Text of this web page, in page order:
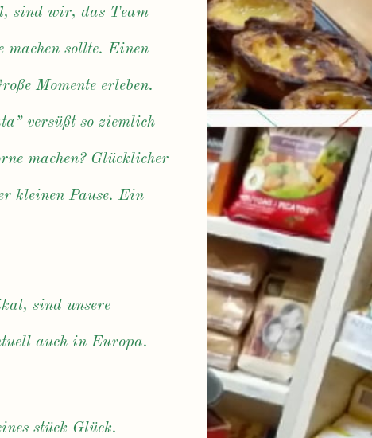
sind wir, das Team
machen sollte. Einen
Momente erleben.
versüßt so ziemlich
machen? Glücklicher
kleinen Pause. Ein
sind unsere
auch in Europa.
stück Glück.